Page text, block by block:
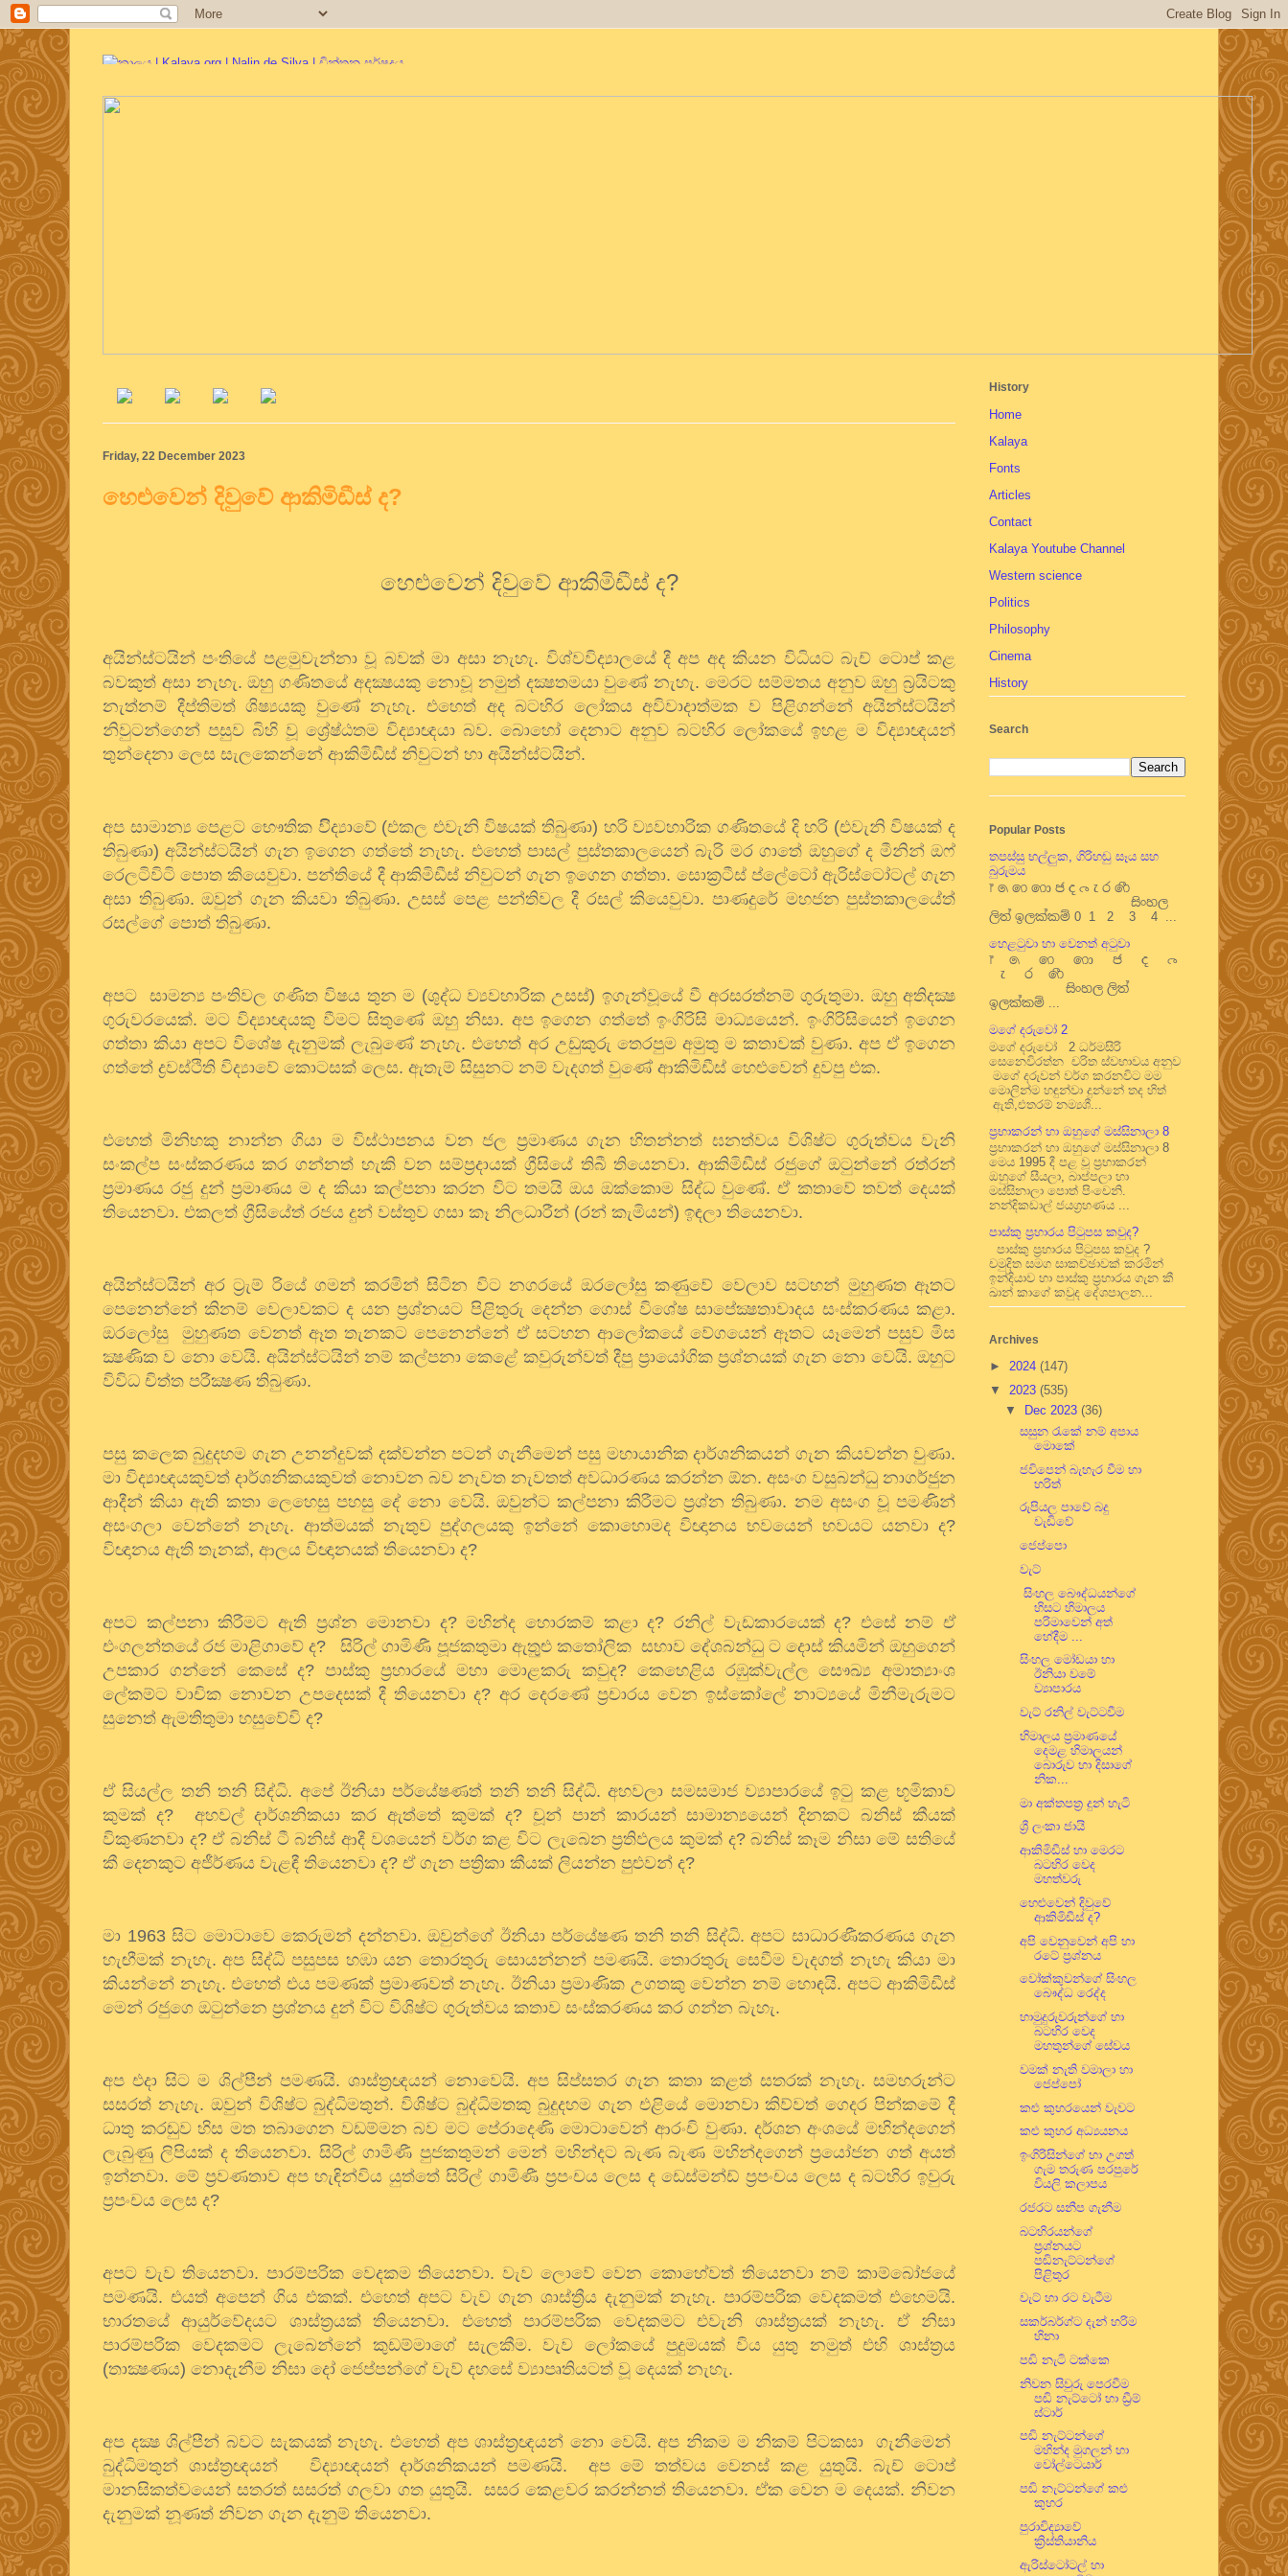
Friday, 22 December 2023
හෙළුවෙන් දිවුවේ ආකිමිඩීස් ද?
හෙළුවෙන් දිවුවේ ආකිමිඩීස් ද?
අයින්ස්ටයින් පංතියේ පළමුවැන්නා වූ බවක් මා අසා නැහැ. විශ්වවිද්‍යාලයේ දී අප අද කියන විධියට බැච් ටොප් කළ
බවකුත් අසා නැහැ.ඔහු ගණිතයේ අදක්‍ෂයකු නොවූ නමුත් දක්‍ෂතමයා වුණේ නැහැ. මෙරට සම්මතය අනුව ඔහු බ්‍රයිටකු
නැත්නම් දීප්තිමත් ශිෂ්‍යයකු වුණේ නැහැ. එහෙත් අද බටහිර ලෝකය අවිවාදාත්මක ව පිළිගන්නේ අයින්ස්ටයින්
නිවුටන්ගෙන් පසුව බිහි වූ ශ්‍රේෂ්ඨතම විද්‍යාඥයා බව. බොහෝ දෙනාට අනුව බටහිර ලෝකයේ ඉහළ ම විද්‍යාඥයන්
තුන්දෙනා ලෙස සැලකෙන්නේ ආකිමිඩීස් නිවුටන් හා අයින්ස්ටයින්.
අප සාමාන්‍ය පෙළට භෞතික විිද්‍යාවේ(එකල එවැනි විෂයක් තිබුණා) හරි ව්‍යවහාරික ගණිතයේ දි හරි (එවැනි විෂයක් ද
තිබුණා)අයින්ස්ටයින් ගැන ඉගෙන ගත්තේ නැහැ. එහෙත් පාසල් පුස්තකාලයෙන් බැරි මර ගාතේ ඔහුගේ ද මීනින් ඔෆ්
රෙලටිවිටි පොත කියෙවුවා.පන්තියේ දී ආකිමිඩීස් නිවුටන් ගැන ඉගෙන ගත්තා. සොක්‍රටීස් ප්ලේටෝ ඇරිස්ටෝටල් ගැන
අසා තිබුණා.ඔවුන් ගැන කියවා තිබුණා. උසස් පෙළ පන්තිවල දී රසල් කියෙවුවා. පාණදුරේ මහජන පුස්තකාලයේත්
රසල්ගේ පොත් තිබුණා.
අපට සාමන්‍ය පංතිවල ගණිත විෂය තුන ම (ශුද්ධ ව්‍යවහාරික උසස්) ඉගැන්වූයේ වී අරසරත්නම් ගුරුතුමා. ඔහු අතිදක්‍ෂ
ගුරුවරයෙක්. මට විද්‍යාඥයකු වීමට සිතුණේ ඔහු නිසා. අප ඉගෙන ගත්තේ ඉංගිරිසි මාධ්‍යයෙන්. ඉංගිරිසියෙන් ඉගෙන
ගත්තා කියා අපට විශේෂ දැනුමක් ලැබුණේ නැහැ.එහෙත් අර උඩුකුරු තෙරපුම අමුතු ම කතාවක් වුණා. අප ඒ ඉගෙන
ගත්තේ ද්‍රවස්ථිති විද්‍යාවේ කොටසක් ලෙස. ඇතැම් සිසුනට නම් වැදගත් වුණේ ආකිමිඩීස් හෙළුවෙන් දුවපු එක.
එහෙත් මිනිහකු නාන්න ගියා ම විස්ථාපනය වන ජල ප්‍රමාණය ගැන හිතන්නත් ඝනත්වය විශිෂ්ට ගුරුත්වය වැනි
සංකල්ප සංස්කරණය කර ගන්නත් හැකි වන සම්ප්‍රදායක් ග්‍රීසියේ තිබී තියෙනවා.ආකිමිඩීස් රජුගේ ඔටුන්නේ රත්රන්
ප්‍රමාණය රජු දුන් ප්‍රමාණය ම ද කියා කල්පනා කරන විට තමයි ඔය ඔක්කොම සිද්ධ වුණේ.ඒ කතාවේ තවත් දෙයක්
තියෙනවා. එකලත් ග්‍රීසියේත් රජය දුන් වස්තුව ගසා කෑ නිලධාරීන් (රන් කැමියන්) ඉඳලා තියෙනවා.
අයින්ස්ටයින් අර ට්‍රැම් රියේ ගමන් කරමින් සිටින විට නගරයේ ඔරලෝසු කණුවේ වෙලාව සටහන් මුහුණත ඈතට
පෙනෙන්නේ කිනම් වෙලාවකට ද යන ප්‍රශ්නයට පිළිතුරු දෙන්න ගොස් විශේෂ සාපේක්‍ෂතාවාදය සංස්කරණය කළා.
ඔරලෝසු
මුහුණත වෙනත් ඈත තැනකට පෙනෙන්නේ ඒ සටහන ආලෝකයේ වේගයෙන් ඈතට යෑමෙන් පසුව මිස
ක්‍ෂණික ව නො වෙයි. අයින්ස්ටයින් නම් කල්පනා කෙළේ කවුරුන්වත් දීපු ප්‍රායෝගික ප්‍රශ්නයක් ගැන නො වෙයි.ඔහුට
විවිධ චිත්ත පරීක්‍ෂණ තිබුණා.
පසු කලෙක බුදුදහම ගැන උනන්දුවක් දක්වන්න පටන් ගැනීමෙන් පසු මහායානික දාර්ශනිකයන් ගැන කියවන්න වුණා.
මා විද්‍යාඥයකුවත් දාර්ශනිකයකුවත් නොවන බව නැවත නැවතත් අවධාරණය කරන්න ඕන. අසංග වසුබන්ධු නාගර්ජුන
ආදීන් කියා ඇති කතා ලෙහෙසු පහසු දේ නො වෙයි. ඔවුන්ට කල්පනා කිරීමට ප්‍රශ්න තිබුණා. නම අසංග වූ පමණින්
අසංගලා වෙන්නේ නැහැ.ආත්මයක් නැතුව පුද්ගලයකු ඉන්නේ කොහොමද විඥානය භවයෙන් භවයට යනවා ද?
විඥානය ඇති තැනක්, ආලය විඥානයක් තියෙනවා ද?
අපට කල්පනා කිරීමට ඇති ප්‍රශ්න මොනවා ද?මහින්ද හොරකම් කළා ද? රනිල් වැඩකාරයෙක් ද? එසේ නම් ඒ
එංගලන්තයේ රජ මාළිගාවේ ද? සිරිල් ගාමිණී පූජකතුමා ඇතුුළු කතෝලික සභාව දේශබන්ධු ට දොස් කියමින් ඔහුගෙන්
උපකාර ගන්නේ කෙසේ ද? පාස්කු ප්‍රහාරයේ මහා මොළකරු කවුද? කෙහෙළිය රඹුක්වැල්ල සෞඛ්‍ය අමාත්‍යාංශ
ලේකම්ට වාචික නොවන උපදෙසක් දී තියෙනවා ද? අර දෙරණේ ප්‍රචාරය වෙන ඉස්කෝලේ නාට්‍යයේ මිනීමැරුමට
සුනෙත් ඇමතිතුමා හසුවේවි ද?
ඒ සියල්ල තනි තනි සිද්ධි. අපේ ඊනියා පර්යේෂණත් තනි තනි සිද්ධි.අහවලා සමසමාජ ව්‍යාපාරයේ ඉටු කළ භූමිකාව
කුමක් ද? අහවල් දාර්ශනිකයා කර ඇත්තේ කුමක් ද? චූන් පාන් කාරයන් සාමාන්‍යයෙන් දිනකට බනිස් කීයක්
විකුණනවා ද?ඒ බනිස් ටී බනිස් ආදී වශයෙන් වර්ග කළ විට ලැබෙන ප්‍රතිඵලය කුමක් ද?බනිස් කෑම නිසා මේ සතියේ
කී දෙනකුට අජීර්ණය වැළඳී තියෙනවා ද? ඒ ගැන පත්‍රිකා කීයක් ලියන්න පුළුවන් ද?
මා 1963 සිට මොටාවෙ කෙරුමන් දන්නවා. ඔවුන්ගේ ඊනියා පර්යේෂණ තනි තනි සිද්ධි. අපට සාධාරණීකරණය ගැන
හැඟීමක් නැහැ.අප සිද්ධි පසුපස හඹා යන තොරතුරු සොයන්නන් පමණයි.තොරතුරු සෙවීම වැදගත් නැහැ කියා මා
කියන්නේ නැහැ. එහෙත් එය පමණක් ප්‍රමාණවත් නැහැ. ඊනියා ප්‍රමාණික උගතකු වෙන්න නම් හොඳයි. අපට ආකිමිඩීස්
මෙන් රජුගෙ ඔටුන්නෙ ප්‍රශ්නය දුන් විට විශිෂ්ට ගුරුත්වය කතාව සංස්කරණය කර ගන්න බැහැ.
අප එදා සිට ම ශිල්පීන් පමණයි. ශාස්ත්‍රඥයන් නොවෙයි.අප සිප්සතර ගැන කතා කළත් සතරක් නැහැ.සමහරුන්ට
සසරත් නැහැ. ඔවුන් විශිෂ්ට බුද්ධිමතුන්.විශිෂ්ට බුද්ධිමතකු බුදුදහම ගැන එළියේ මොනවා කිව්වත් ගෙදර පින්කමේ දී
ධාතු කරඬුව හිස මත තබාගෙන වඩම්මන බව මට පේරාදෙණි මොටාවෙන් ආරංචි වුණා. දර්ශන අංශයේ මහින්දගෙන්
ලැබුණු ලිපියක් ද තියෙනවා. සිරිල් ගාමිණී පුජකතුමන් මෙන් මහින්දට බැණ බැණ මහින්දගෙන් ප්‍රයෝජන ගත් අයත්
ඉන්නවා. මේ ප්‍රවණතාව අප හැඳින්විය යුත්තේ සිරිල් ගාමිණී ප්‍රපංචය ලෙස ද ඩෙස්මන්ඩ් ප්‍රපංචය ලෙස ද බටහිර ඉවුරු
ප්‍රපංචය ලෙස ද?
අපට වැව තියෙනවා.පාරම්පරික වෙදකම තියෙනවා.වැව ලොවේ වෙන කොහේවත් තියෙනවා නම් කාම්බෝජයේ
පමණයි. එයත් අපෙන් ගිය එකක්. එහෙත් අපට වැව ගැන ශාස්ත්‍රීය දැනුමක් නැහැ. පාරම්පරික වෙදකමත් එහෙමයි.
භාරතයේ
ආයුර්වේදයට ශාස්ත්‍රයක් තියෙනවා. එහෙත් පාරම්පරික වෙදකමට එවැනි ශාස්ත්‍රයක් නැහැ. ඒ
නිසා
පාරම්පරික වෙදකමට ලැබෙන්නේ කුඩම්මාගේ සැලකීම.වැව ලෝකයේ පුදුමයක් විය යුතු නමුත් එහි
ශාස්ත්‍රය
(තාක්‍ෂණය) නොදැනීම නිසා දෝ ජෙප්පන්ගේ වැව් දහසේ ව්‍යාපෘතියටත් වූ දෙයක් නැහැ.
අප දක්‍ෂ ශිල්පීන් බවට සැකයක් නැහැ. එහෙත් අප ශාස්ත්‍රඥයන් නො වෙයි.අප නිකම ම නිකම් පිටකසා
ගැනීමෙන්
බුද්ධිමතුන් ශාස්ත්‍රඥයන් විද්‍යාඥයන් දාර්ශනිකයන් පමණයි. අප මේ තත්වය වෙනස් කළ යුතුයි.බැච් ටොප්
මානසිකත්වයෙන් සතරත් සසරත් ගලවා ගත යුතුයි. සසර කෙළවර කරන්නත් තියෙනවා. ඒක වෙන ම දෙයක්. නිවන
දැනුමක් නූණත් නිවන ගැන දැනුම් තියෙනවා.
History
Home
Kalaya
Fonts
Articles
Contact
Kalaya Youtube Channel
Western science
Politics
Philosophy
Cinema
History
Search
Popular Posts
තපස්සු භල්ලුක, ගිරිහඬු සෑය සහ
බුරුමය
෦ ෧ ෨ ෩ ෪ ෫ ෬ ෭ ෮ ෯
සිංහල
ලිත් ඉලක්කම් 0 1 2 3 4 ...
හෙළටුවා හා වෙනත් අටුවා
෦ ෧ ෨ ෩ ෪ ෫ ෬
෭ ෮ ෯
සිංහල ලිත්
ඉලක්කම් ...
මගේ දරුවෝ 2
මගේ දරුවෝ 2 ධර්මසිරි
සෙනෙවිරත්න චරිත ස්වභාවය අනුව
මගේ දරුවන් වර්ග කරනවිට මම
මොලින්ම හඳුන්වා දුන්නේ තද හිත්
ඇති,එතරම් නම්‍යශී...
ප්‍රභාකරන් හා ඔහුගේ මස්සිනාලා 8
ප්‍රභාකරන් හා ඔහුගේ මස්සිනාලා 8
මෙය 1995 දී පළ වූ ප්‍රභාකරන්
ඔහුගේ සීයලා, බාප්පලා හා
මස්සිනාලා පොත් පිංචෙනි.
නන්දිකඩාල් ජයග්‍රහණය ...
පාස්කු ප්‍රහාරය පිටුපස කවුද?
පාස්කු ප්‍රහාරය පිටුපස කවුද ?
චමුදිත සමග සාකච්ඡාවක් කරමින්
ඉන්දියාව හා පාස්කු ප්‍රහාරය ගැන කී
ඛාන් කාගේ කවුද දේශපාලන...
Archives
► 2024 (147)
▼ 2023 (535)
▼
Dec 2023 (36)
සසුන රැකේ නම් අපාය
මොකේ
ජවිපෙන් බැහැර වීම හා
හරිත්
රුපියල පාවේ බදු
වැඩිවේ
ජෙප්පො
වැට්
සිංහල බෞද්ධයන්ගේ
හිසට හිමාලය
පරිමාවෙන් අත්
හේදීම ...
සිංහල මෝඩයා හා
ඊනියා වමේ
ව්‍යාපාරය
වැට් රනිල් වැට්ටවීම
හිමාලය ප්‍රමාණයේ
දෙමළ හිමාලයන්
බොරුව හා දිසාගේ
නික...
මා අක්තපත්‍ර දුන් හැටි
ශ්‍රී ලංකා ජායි
ආකිමිඩීස් හා මෙරට
බටහිර වෙද
මහත්වරු
හෙළුවෙන් දිවුවේ
ආකිමිඩීස් ද?
අපි වෙනුවෙන් අපි හා
රටේ ප්‍රශ්නය
වෝක්කුවන්ගේ සිංහල
බෞද්ධ රෙද්ද
හාමුදුරුවරුන්ගේ හා
බටහිර වෙද
මහතුන්ගේ සේවය
වමක් නැති වමාලා හා
ජෙප්පෝ
කළු කුහරයෙන් වැවට
කළු කුහර අධ්‍යයනය
ඉංගිරිසින්ගේ හා උගත්
ගැම තරුණ පරපුරේ
වියලි කලාපය
රජරට සනීප ගැනීම
බටහිරයන්ගේ
ප්‍රශ්නයට
පඬිනැට්ටන්ගේ
පිළිතුර
වැට් හා රට වැටීම
සකර්බර්ග්ට දැන් හරිම
හිනා
පඬි නැටි ටක්කෙ
නිවන සිවුරු පෙරවීම
පඬි නැට්ටෝ හා ඩ්‍රීම්
ස්ටාර්
පඬි නැට්ටන්ගේ
මහින්ද මුගලන් හා
වෝල්ටෙයාර්
පඬි නැට්ටන්ගේ කළු
කුහර
පුරාවිද්‍යාවේ
ක්‍රිස්තියානිය
ඇරිස්ටෝටල් හා